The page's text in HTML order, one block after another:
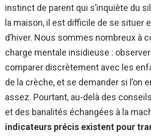
instinct de parent qui s’inquiète du
la maison, il est difficile de se situer
d’hiver. Nous sommes nombreux à
charge mentale insidieuse :
comparer discrètement avec les
de la crèche, et se demander si l’on
assez. Pourtant, au-delà des
et des banalités échangées à la
indicateurs précis existent pour